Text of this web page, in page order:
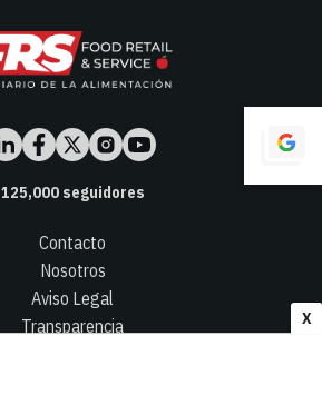
X
125,000seguidores
Contacto
Nosotros
Aviso Legal
Transparencia